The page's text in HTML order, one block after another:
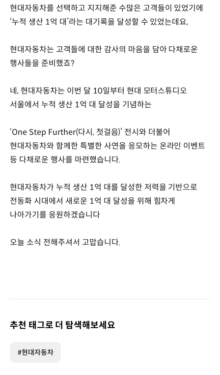
현대자동차를 선택하고 지지해준 수많은 고객들이 있었기에
‘누적 생산 1억 대’라는 대기록을 달성할 수 있었는데요,
현대자동차는 고객들에 대한 감사의 마음을 담아 다채로운
행사들을 준비했죠?
네, 현대자동차는 이번 달 10일부터 현대 모터스튜디오
서울에서 누적 생산 1억 대 달성을 기념하는
‘One Step Further(다시, 첫걸음)’ 전시와 더불어
현대자동차와 함께한 특별한 사연을 응모하는 온라인 이벤트
등 다채로운 행사를 마련했습니다.
현대자동차가 누적 생산 1억 대를 달성한 저력을 기반으로
전동화 시대에서 새로운 1억 대 달성을 위해 힘차게
나아가기를 응원하겠습니다
오늘 소식 전해주셔서 고맙습니다.
추천 태그로 더 탐색해보세요
#현대자동차